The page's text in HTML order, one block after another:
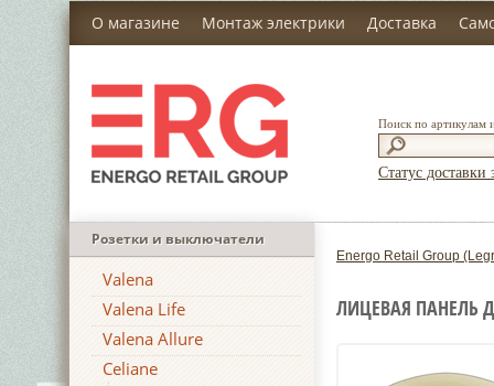
О магазине Монтаж электрики Доставка
Поиск по артикулам
Статус доставки
Розетки и выключатели
Valena
Valena Life
Valena Allure
Celiane
Energo Retail Group
ЛИЦЕВАЯ ПАНЕЛЬ